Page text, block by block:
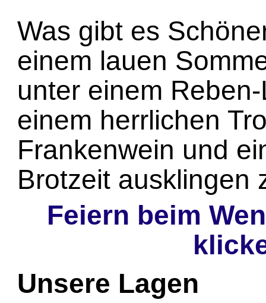
Was gibt es
einem lauen
unter einem
einem herrlichen
Frankenwein und
Brotzeit ausklingen
Feiern beim
Unsere Lagen